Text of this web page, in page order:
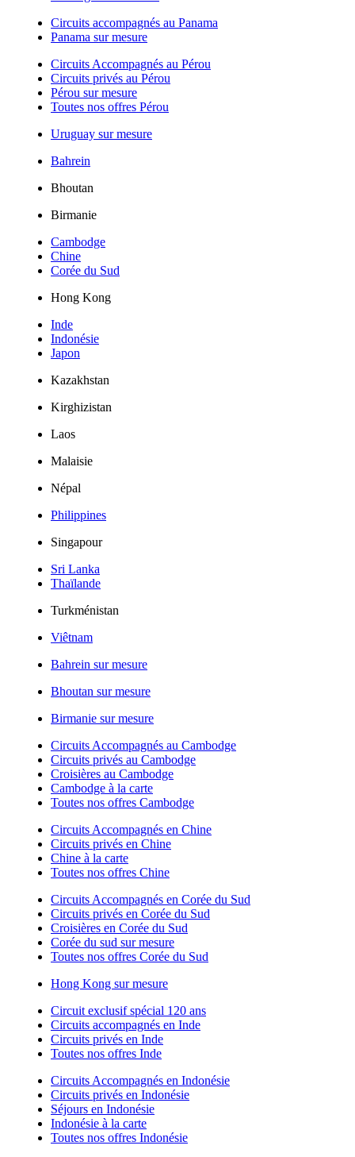
Circuits accompagnés au Panama
Panama sur mesure
Circuits Accompagnés au Pérou
Circuits privés au Pérou
Pérou sur mesure
Toutes nos offres Pérou
Uruguay sur mesure
Bahrein
Bhoutan
Birmanie
Cambodge
Chine
Corée du Sud
Hong Kong
Inde
Indonésie
Japon
Kazakhstan
Kirghizistan
Laos
Malaisie
Népal
Philippines
Singapour
Sri Lanka
Thaïlande
Turkménistan
Viêtnam
Bahrein sur mesure
Bhoutan sur mesure
Birmanie sur mesure
Circuits Accompagnés au Cambodge
Circuits privés au Cambodge
Croisières au Cambodge
Cambodge à la carte
Toutes nos offres Cambodge
Circuits Accompagnés en Chine
Circuits privés en Chine
Chine à la carte
Toutes nos offres Chine
Circuits Accompagnés en Corée du Sud
Circuits privés en Corée du Sud
Croisières en Corée du Sud
Corée du sud sur mesure
Toutes nos offres Corée du Sud
Hong Kong sur mesure
Circuit exclusif spécial 120 ans
Circuits accompagnés en Inde
Circuits privés en Inde
Toutes nos offres Inde
Circuits Accompagnés en Indonésie
Circuits privés en Indonésie
Séjours en Indonésie
Indonésie à la carte
Toutes nos offres Indonésie